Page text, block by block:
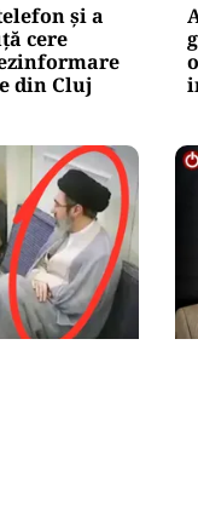
și a
cere
din Cluj